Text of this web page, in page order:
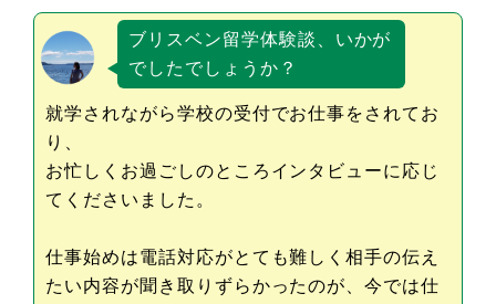
ブリスベン留学体験談、いかが
でしたでしょうか？
就学されながら学校の受付でお仕事をされてお
り、
お忙しくお過ごしのところインタビューに応じ
てくださいました。
仕事始めは電話対応がとても難しく相手の伝え
たい内容が聞き取りずらかったのが、今では仕